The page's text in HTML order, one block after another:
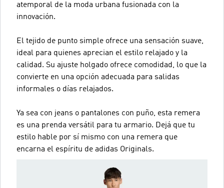
atemporal de la moda urbana fusionada con la
innovación.
El tejido de punto simple ofrece una sensación suave,
ideal para quienes aprecian el estilo relajado y la
calidad. Su ajuste holgado ofrece comodidad, lo que la
convierte en una opción adecuada para salidas
informales o días relajados.
Ya sea con jeans o pantalones con puño, esta remera
es una prenda versátil para tu armario. Dejá que tu
estilo hable por sí mismo con una remera que
encarna el espíritu de adidas Originals.